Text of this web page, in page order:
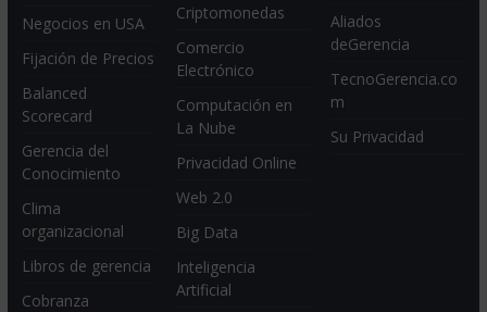
Negocios en USA
Fijación de Precios
Balanced
Scorecard
Gerencia del
Conocimiento
Clima
organizacional
Libros de gerencia
Cobranza
Criptomonedas
Comercio
Electrónico
Computación en
La Nube
Privacidad Online
Web 2.0
Big Data
Inteligencia
Artificial
Aliados
deGerencia
TecnoGerencia.co
m
Su Privacidad